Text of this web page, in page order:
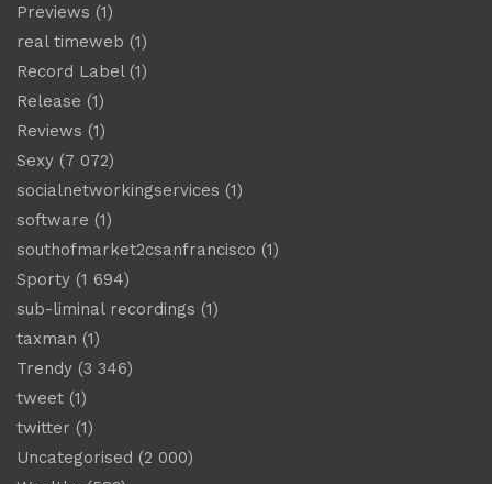
Previews (1)
real timeweb (1)
Record Label(1)
Release (1)
Reviews (1)
Sexy (7 072)
socialnetworkingservices (1)
software (1)
southofmarket2csanfrancisco (1)
Sporty (1 694)
sub-liminal recordings (1)
taxman (1)
Trendy (3 346)
tweet (1)
twitter (1)
Uncategorised (2 000)